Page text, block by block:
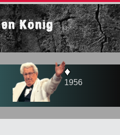
König
♦
1956